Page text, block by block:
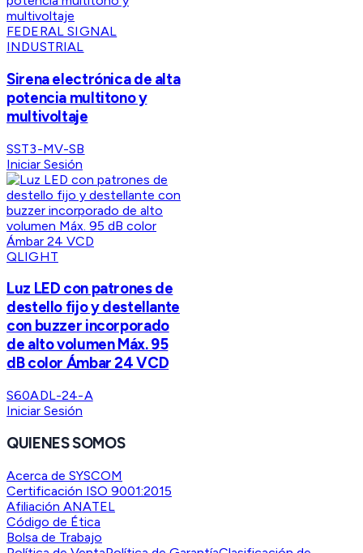
FEDERAL SIGNAL
INDUSTRIAL
Sirena electrónica de alta
potencia multitono y
multivoltaje
SST3-MV-SB
Iniciar Sesión
QLIGHT
Luz LED con patrones de
destello fijo y destellante
con buzzer incorporado
de alto volumen Máx. 95
dB color Ámbar 24 VCD
S60ADL-24-A
Iniciar Sesión
QUIENES SOMOS
Acerca de SYSCOM
Certificación ISO 9001:2015
Afiliación ANATEL
Código de Ética
Bolsa de Trabajo